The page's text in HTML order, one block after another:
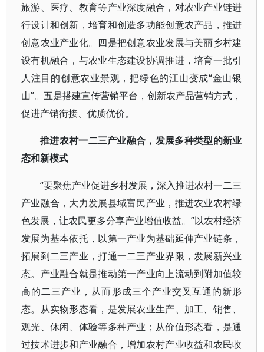
旅游、医疗、教育等产业深度融合，对农业产业链进
行设计和创新，培育和创造多功能创意农产品，推进
创意农业产业化。四是把创意农业发展与美丽乡村建
设有机融合，与农业生态建设协调推进，培育一批引
人注目的创意农业景观，把绿色的江山变成“金山银
山”。五是搭建宣传营销平台，创新农产品营销方式，
促进产销衔接、优质优价。
推进农村一二三产业融合，发展多种类型的新业
态和新模式
“要聚焦产业促进乡村发展，深入推进农村一二三
产业融合，大力发展县域富民产业，推进农业农村绿
色发展，让农民更多分享产业增值收益。”以农村经济
发展为基本依托，以第一产业为基础延伸产业链条，
拓展到二三产业，打通一二三产业界限，发展新兴业
态。产业融合就是推动第一产业向上流动到附加值较
高的二三产业，从而形成三个产业交叉互通的新形
态。从实物形态看，是发展农业生产、加工、销售、
观光、休闲、体验等多种产业；从价值形态看，是通
过技术进步和产业融合，增加农村产业收益和农民收